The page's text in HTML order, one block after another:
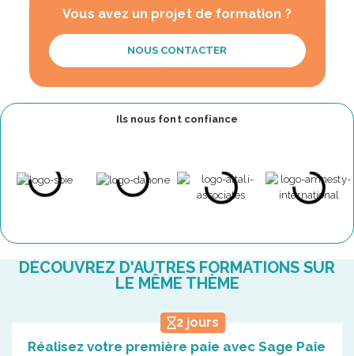
Vous avez un projet de formation ?
NOUS CONTACTER
Ils nous font confiance
DÉCOUVREZ D'AUTRES FORMATIONS SUR
LE MÊME THÈME
2 jours
Réalisez votre première paie avec Sage Paie